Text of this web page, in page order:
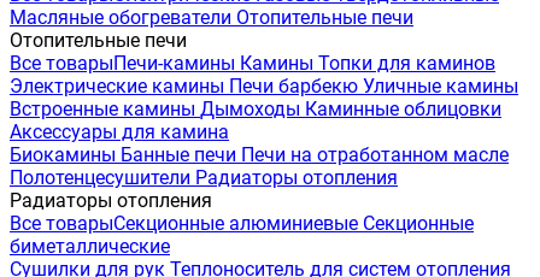
Масляные обогреватели Отопительные печи
Отопительные печи
Все товарыПечи-камины Камины Топки для каминов
Электрические камины Печи барбекю Уличные камины
Встроенные камины Дымоходы Каминные облицовки
Аксессуары для камина
Биокамины Банные печи Печи на отработанном масле
Полотенцесушители Радиаторы отопления
Радиаторы отопления
Все товарыСекционные алюминиевые Секционные
биметаллические
Сушилки для рук Теплоноситель для систем отопления